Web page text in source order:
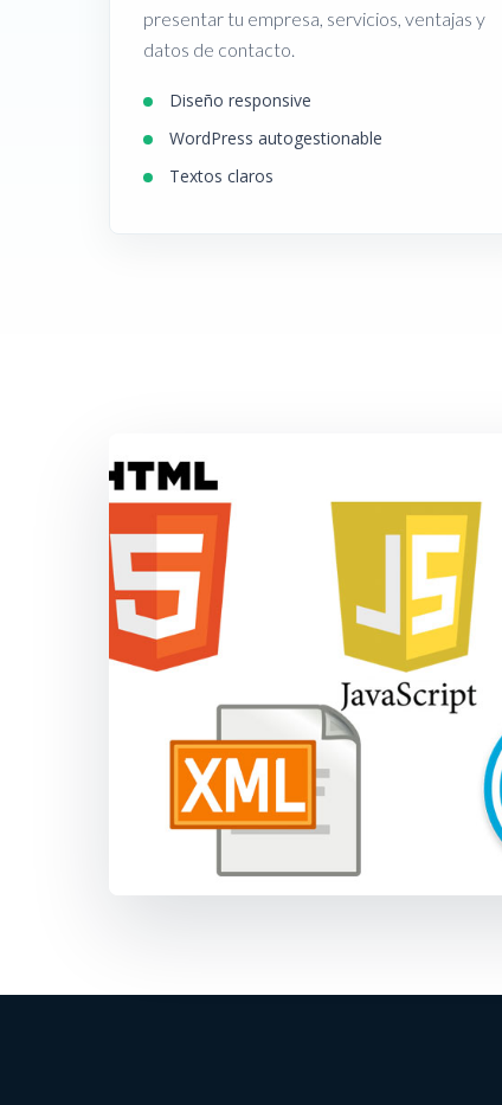
presentar tu empresa, servicios, ventajas y
datos de contacto.
Diseño responsive
WordPress autogestionable
Textos claros